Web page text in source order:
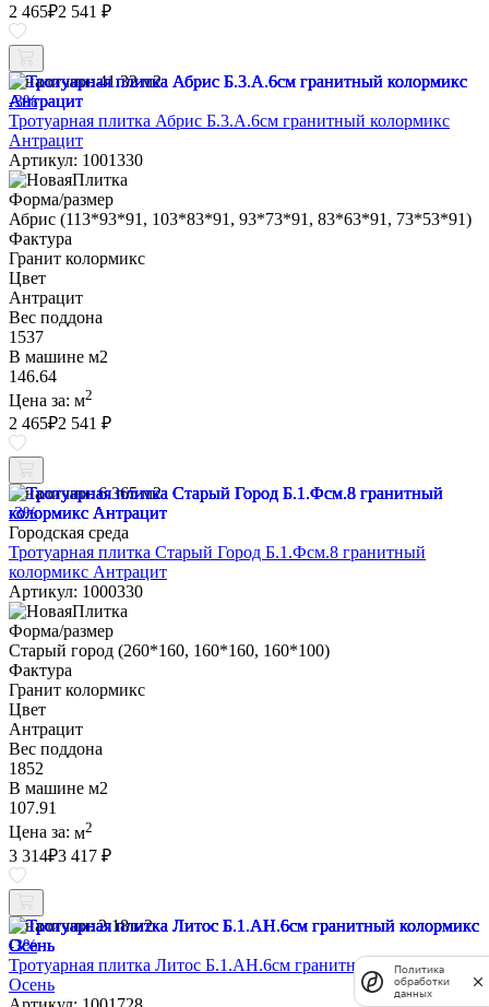
2 465₽2 541 ₽
В наличии: 41.32 м2
-3%
Тротуарная плитка Абрис Б.3.А.6см гранитный колормикс
Антрацит
Артикул: 1001330
Форма/размер
Абрис (113*93*91, 103*83*91, 93*73*91, 83*63*91, 73*53*91)
Фактура
Гранит колормикс
Цвет
Антрацит
Вес поддона
1537
В машине м2
146.64
Цена за: м2
2 465₽2 541 ₽
В наличии: 6.365 м2
-3%
Городская среда
Тротуарная плитка Старый Город Б.1.Фсм.8 гранитный
колормикс Антрацит
Артикул: 1000330
Форма/размер
Старый город (260*160, 160*160, 160*100)
Фактура
Гранит колормикс
Цвет
Антрацит
Вес поддона
1852
В машине м2
107.91
Цена за: м2
3 314₽3 417 ₽
В наличии: 2.18 м2
-3%
Тротуарная плитка Литос Б.1.АН.6см гранитный колормикс
Осень
Политика
обработки
данных